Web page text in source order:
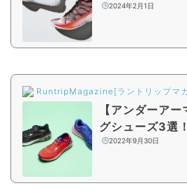
ート2」。新感
2024年2月1日
RuntripMagazine[ラントリップマ
【アンダーア
グシューズ3選
「UAホバー」
2022年9月30日